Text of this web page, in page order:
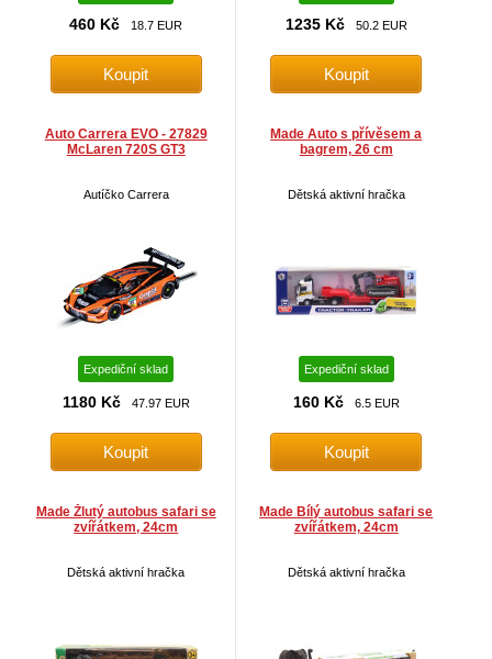
460 Kč 18.7 EUR 1235 Kč 50.2 EUR
Auto Carrera EVO - 27829
McLaren 720S GT3
Autíčko Carrera
Expediční sklad
1180 Kč 47.97 EUR
Made Auto s přívěsem a
bagrem, 26 cm
Dětská aktivní hračka
Expediční sklad
160 Kč 6.5 EUR
Made Žlutý autobus safari se
zvířátkem, 24cm
Dětská aktivní hračka
Made Bílý autobus safari se
zvířátkem, 24cm
Dětská aktivní hračka